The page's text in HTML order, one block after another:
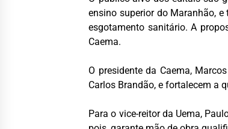
ensino superior do Maranhão,
esgotamento sanitário. A
Caema.
O presidente da Caema,
Carlos Brandão, e fortalecem a
Para o vice-reitor da Uema,